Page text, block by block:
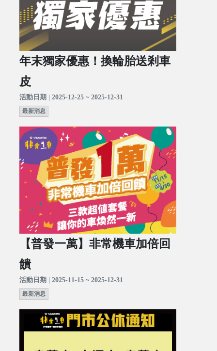
年末獨家優惠！換輪胎送剎車
皮
活動日期 | 2025-12-25 ~ 2025-12-31
最新消息
【普發一萬】非常機車加倍回
饋
活動日期 | 2025-11-15 ~ 2025-12-31
最新消息